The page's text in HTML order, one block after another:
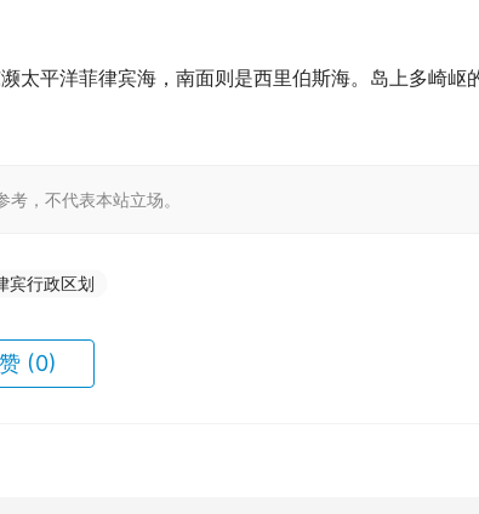
太平洋菲律宾海，南面则是西里伯斯海。岛上多崎岖
，不代表本站立场。
宾行政区划
(0)